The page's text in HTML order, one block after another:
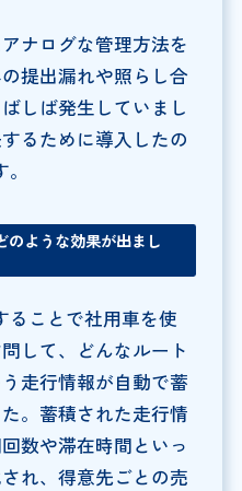
ナログな管理方法を
提出漏れや照らし合
しば発生していまし
るために導入したの
ような効果が出まし
ることで社用車を使
して、どんなルート
走行情報が自動で蓄
。蓄積された走行情
数や滞在時間といっ
れ、得意先ごとの売